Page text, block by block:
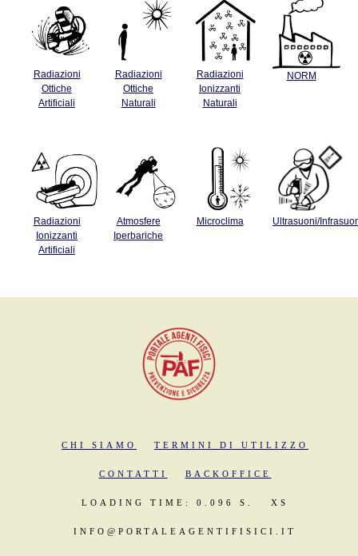
Radiazioni
Ottiche
Artificiali
Radiazioni
Ottiche
Naturali
Radiazioni
Ionizzanti
Naturali
NORM
Radiazioni
Ionizzanti
Artificiali
Atmosfere
Iperbariche
Microclima Ultrasuoni/
CHI SIAMO TERMINI DI UTILIZZO
CONTATTI BACKOFFICE
LOADING TIME: 0.096 S. XS
INFO@PORTALEAGENTIFISICI.IT